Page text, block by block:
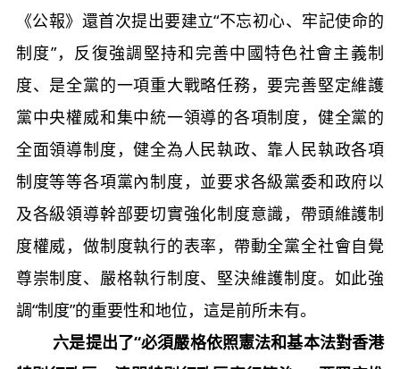
《公報》還首次提出要建立“不忘初心、牢記使命的
制度”，反復強調堅持和完善中國特色社會主義制
度、是全黨的一項重大戰略任務，要完善堅定維護
黨中央權威和集中統一領導的各項制度，健全黨的
全面領導制度，健全為人民執政、靠人民執政各項
制度等等各項黨內制度，並要求各級黨委和政府以
及各級領導幹部要切實強化制度意識，帶頭維護制
度權威，做制度執行的表率，帶動全黨全社會自覺
尊崇制度、嚴格執行制度、堅決維護制度。如此強
調“制度”的重要性和地位，這是前所未有。
六是提出了“必須嚴格依照憲法和基本法對香港